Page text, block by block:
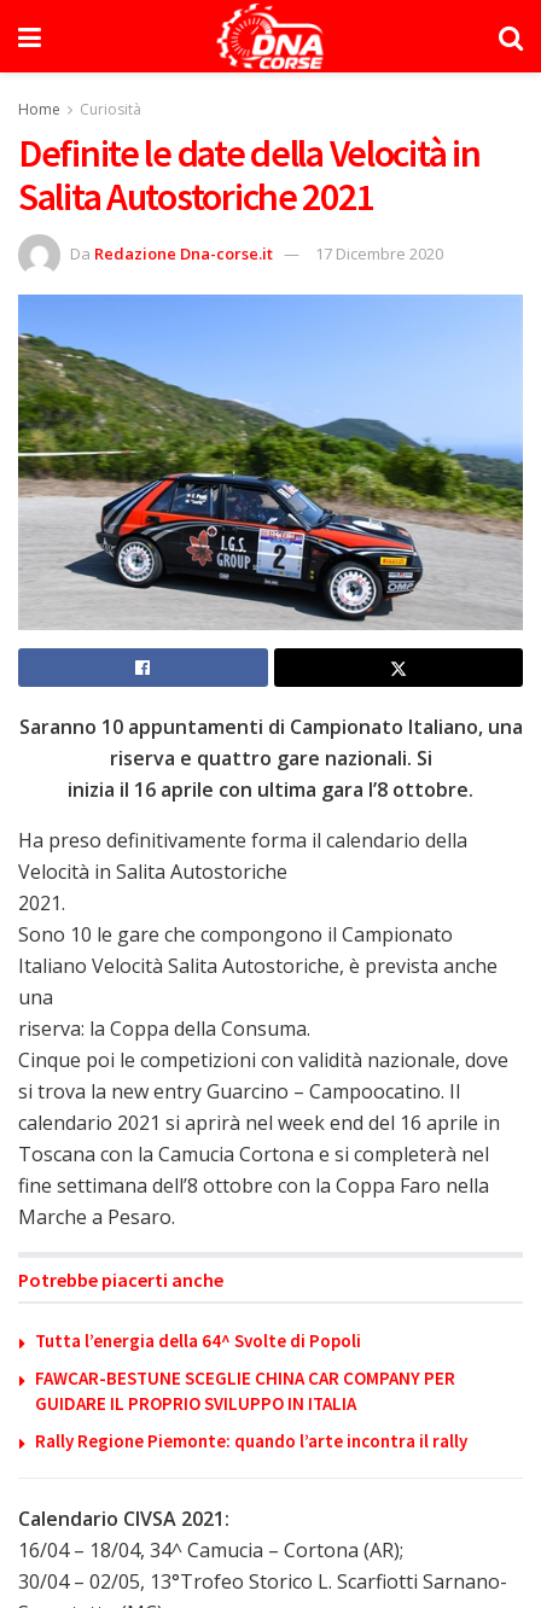
Home Curiosità
Definite le date della Velocità in
Salita Autostoriche 2021
Da Redazione Dna-corse.it 17 Dicembre 2020
Saranno 10 appuntamenti di Campionato Italiano, una
riserva e quattro gare nazionali. Si
inizia il 16 aprile con ultima gara l’8 ottobre.
Ha preso definitivamente forma il calendario della
Velocità in Salita Autostoriche
2021.
Sono 10 le gare che compongono il Campionato
Italiano Velocità Salita Autostoriche, è prevista anche
una
riserva: la Coppa della Consuma.
Cinque poi le competizioni con validità nazionale, dove
si trova la new entry Guarcino – Campoocatino. Il
calendario 2021 si aprirà nel week end del 16 aprile in
Toscana con la Camucia Cortona e si completerà nel
fine settimana dell’8 ottobre con la Coppa Faro nella
Marche a Pesaro.
Potrebbe piacerti anche
Tutta l’energia della 64^ Svolte di Popoli
FAWCAR-BESTUNE SCEGLIE CHINA CAR COMPANY PER
GUIDARE IL PROPRIO SVILUPPO IN ITALIA
Rally Regione Piemonte: quando l’arte incontra il rally
Calendario CIVSA 2021:
16/04 – 18/04, 34^ Camucia – Cortona (AR);
30/04 – 02/05, 13°Trofeo Storico L. Scarfiotti Sarnano-